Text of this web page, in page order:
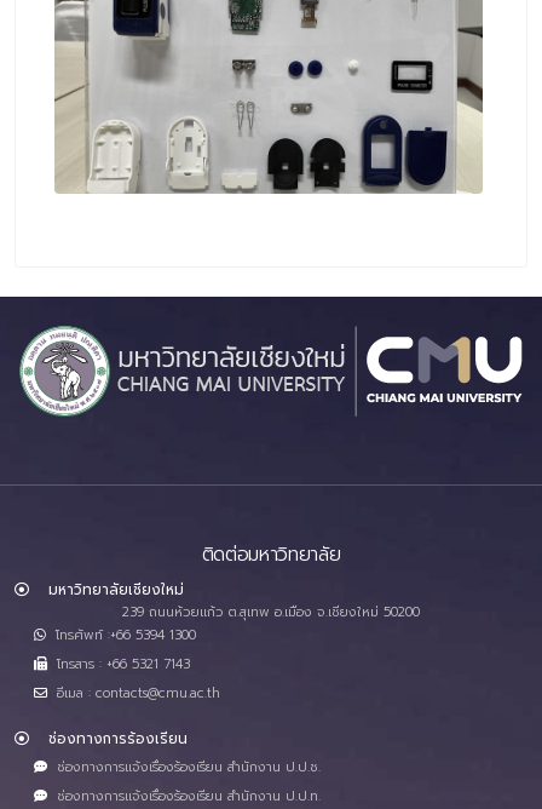
ติดต่อมหาวิทยาลัย
มหาวิทยาลัยเชียงใหม่
239 ถนนห้วยแก้ว ต.สุเทพ อ.เมือง จ.เชียงใหม่ 50200
โทรศัพท์ :+66 5394 1300
โทรสาร : +66 5321 7143
อีเมล : contacts@cmu.ac.th
ช่องทางการร้องเรียน
ช่องทางการแจ้งเรื่องร้องเรียน สำนักงาน ป.ป.ช.
ช่องทางการแจ้งเรื่องร้องเรียน สำนักงาน ป.ป.ท.